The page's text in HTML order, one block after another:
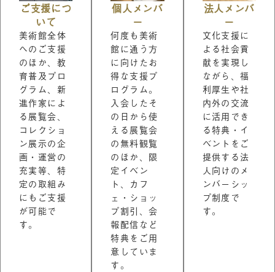
ご支援につ
いて
美術館全体
へのご支援
のほか、教
育普及プロ
グラム、新
進作家によ
る展覧会、
コレクショ
ン展示の企
画・運営の
充実等、特
定の取組み
にもご支援
が可能で
す。
個人メンバ
ー
何度も美術
館に通う方
に向けたお
得な支援プ
ログラム。
入会したそ
の日から使
える展覧会
の無料観覧
のほか、限
定イベン
ト、カフ
ェ・ショッ
プ割引、会
報配信など
特典をご用
意していま
す。
法人メンバ
ー
文化支援に
よる社会貢
献を実現し
ながら、福
利厚生や社
内外の交流
に活用でき
る特典・イ
ベントをご
提供する法
人向けのメ
ンバーシッ
プ制度で
す。